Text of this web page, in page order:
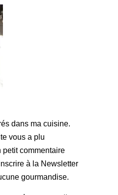
dans ma cuisine.
vous a plu
petit commentaire
à la Newsletter
gourmandise.